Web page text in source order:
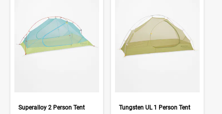
Superalloy 2 Person Tent Tungsten UL 1 Person Tent